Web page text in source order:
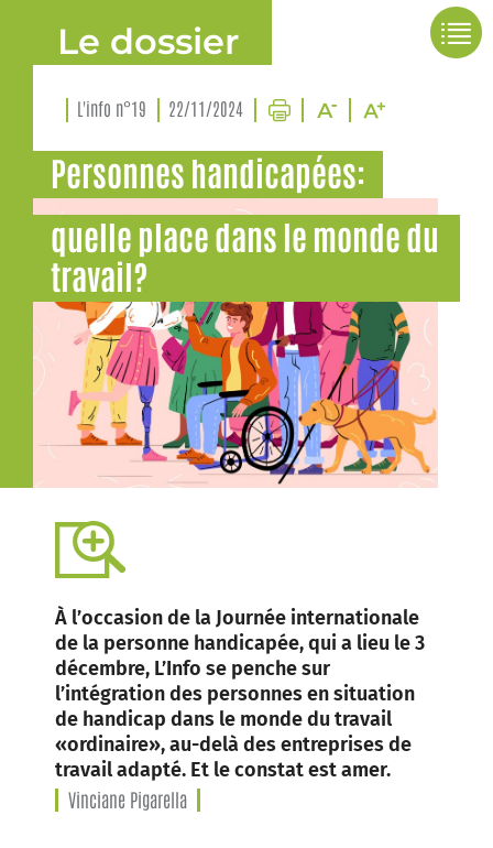
Le dossier
L'info n°19 22/11/2024
Personnes handicapées:
quelle place dans le monde du
travail?
À l’occasion de la Journée internationale
de la personne handicapée, qui a lieu le 3
décembre, L’Info se penche sur
l’intégration des personnes en situation
de handicap dans le monde du travail
«ordinaire», au-delà des entreprises de
travail adapté. Et le constat est amer.
Vinciane Pigarella